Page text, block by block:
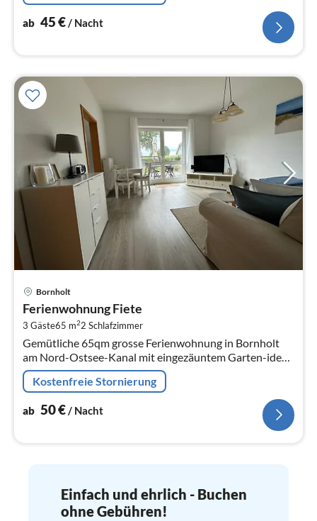
ab 45€/ Nacht
Bornholt
Ferienwohnung Fiete
3 Gäste65 m22 Schlafzimmer
Gemütliche 65qm grosse Ferienwohnung in Bornholt
am Nord-Ostsee-Kanal mit eingezäuntem Garten-ideal
für einen entspannten Urlaub mit Hund!
Kostenfreie Stornierung
ab 50€/ Nacht
Einfach und ehrlich - Buchen
ohne Gebühren!